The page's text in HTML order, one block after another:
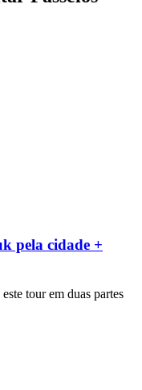
pela cidade +
tour em duas partes